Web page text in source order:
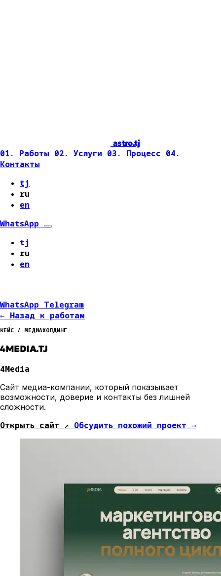
astro.tj
01. Работы 02. Услуги 03. Процесс 04.
Контакты
tj
ru
en
WhatsApp
tj
ru
en
WhatsApp Telegram
← Назад к работам
КЕЙС / МЕДИАХОЛДИНГ
4MEDIA.TJ
4Media
Сайт медиа-компании, который показывает
возможности, доверие и контакты без лишней
сложности.
Открыть сайт ↗ Обсудить похожий проект →